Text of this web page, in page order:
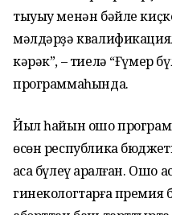
тыуыу менән бәйле
мәлдәрҙә
кәрәк”, – тиелә “Ғүмер
программаһында.
Йыл һайын ошо
өсөн республика
аҡса бүлеү ҡаралған. Ошо
гинекологтарға премия